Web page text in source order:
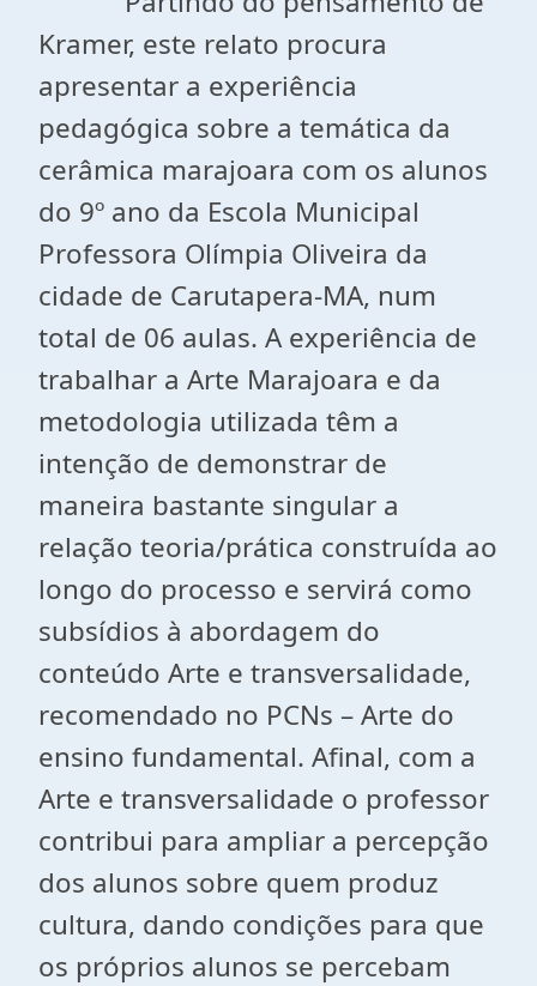
Kramer, este relato procura
apresentar a experiência
pedagógica sobre a temática da
cerâmica marajoara com os alunos
do 9º ano da Escola Municipal
Professora Olímpia Oliveira da
cidade de Carutapera-MA, num
total de 06 aulas. A experiência de
trabalhar a Arte Marajoara e da
metodologia utilizada têm a
intenção de demonstrar de
maneira bastante singular a
relação teoria/prática construída ao
longo do processo e servirá como
subsídios à abordagem do
conteúdo Arte e transversalidade,
recomendado no PCNs – Arte do
ensino fundamental. Afinal, com a
Arte e transversalidade o professor
contribui para ampliar a percepção
dos alunos sobre quem produz
cultura, dando condições para que
os próprios alunos se percebam